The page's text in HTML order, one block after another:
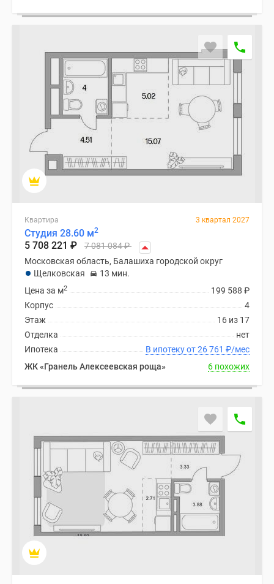
калькулятор
ипотека
Военная
программы
Медиа
Новости
недвижимости
Мнение
эксперта
Аналитика
рынка
Покупателю
Экспертиза
новостроек
проекте
Контакты
Машино-
Квартира 3 квартал 2027
Студия 28.60 м2
5 708 221 ₽ 7 081 084₽
Московская область, Балашиха городской округ
Щелковская
13 мин.
199 588 ₽
Цена за м2
4
Корпус
16 из 17
Этаж
нет
Отделка
В ипотеку от 26 761 ₽/мес
Ипотека
ЖК «Гранель Алексеевская роща»
6 похожих